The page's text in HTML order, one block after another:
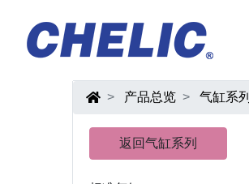
产品总览 气缸系列
返回气缸系列